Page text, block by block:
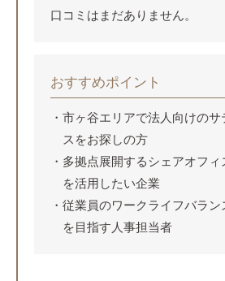
口コミはまだありません。
おすすめポイント
市ヶ谷エリアで法人向けのサ
スをお探しの方
多拠点展開するシェアオフィ
を活用したい企業
従業員のワークライフバラン
を目指す人事担当者